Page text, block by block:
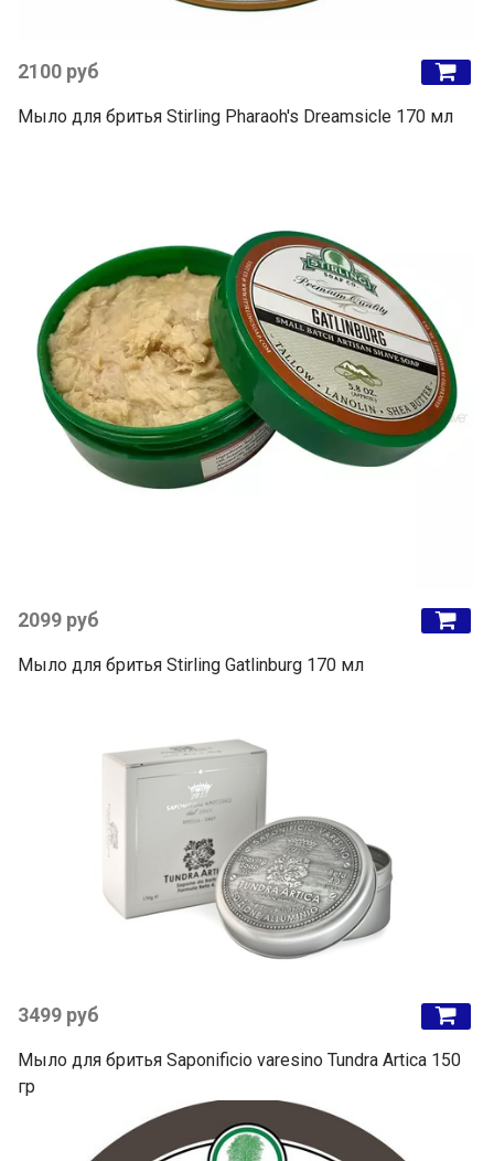
2100 руб
Мыло для бритья Stirling Pharaoh's Dreamsicle 170 мл
2099 руб
Мыло для бритья Stirling Gatlinburg 170 мл
3499 руб
Мыло для бритья Saponificio varesino Tundra Artica 150
гр